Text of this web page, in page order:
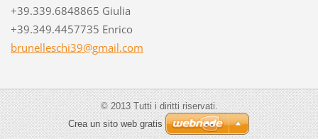
+39.339.6848865 Giulia
+39.349.4457735 Enrico
brunelleschi39@gmail.com
© 2013 Tutti i diritti riservati.
Crea un sito web gratis